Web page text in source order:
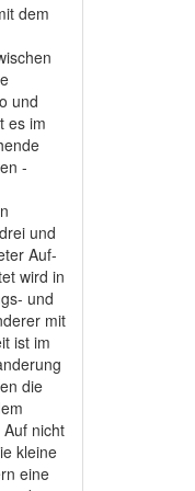
dem
und
es im
-
und
Auf-
wird in
und
mit
ist im
die
nicht
kleine
eine